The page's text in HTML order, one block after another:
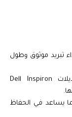
تبريد موثوق وطول
تتناسب تمامًا مع موديلات Dell Inspiron
مما يساعد في الحفاظ